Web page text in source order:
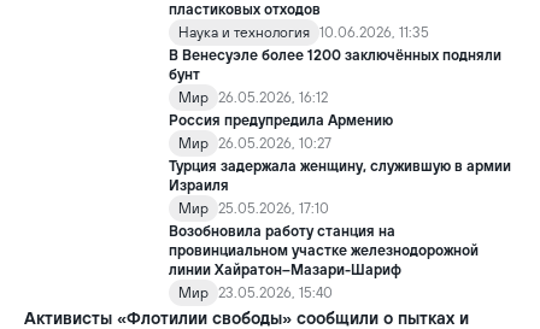
пластиковых отходов
Наука и технология 10.06.2026, 11:35
В Венесуэле более 1200 заключённых подняли
бунт
Мир 26.05.2026, 16:12
Россия предупредила Армению
Мир 26.05.2026, 10:27
Турция задержала женщину, служившую в армии
Израиля
Мир 25.05.2026, 17:10
Возобновила работу станция на
провинциальном участке железнодорожной
линии Хайратон–Мазари-Шариф
Мир 23.05.2026, 15:40
Активисты «Флотилии свободы» сообщили о пытках и